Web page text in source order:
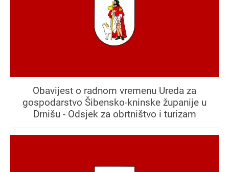
Obavijest o radnom vremenu Ureda za
gospodarstvo Šibensko-kninske županije u
Drnišu - Odsjek za obrtništvo i turizam